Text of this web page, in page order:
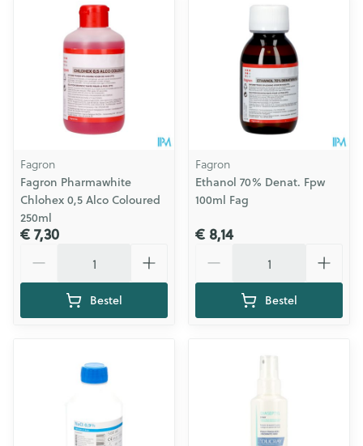
Fagron
Fagron Pharmawhite
Chlohex 0,5 Alco Coloured
250ml
€ 7,30
Bestel
Fagron
Ethanol 70% Denat. Fpw
100ml Fag
€ 8,14
Bestel